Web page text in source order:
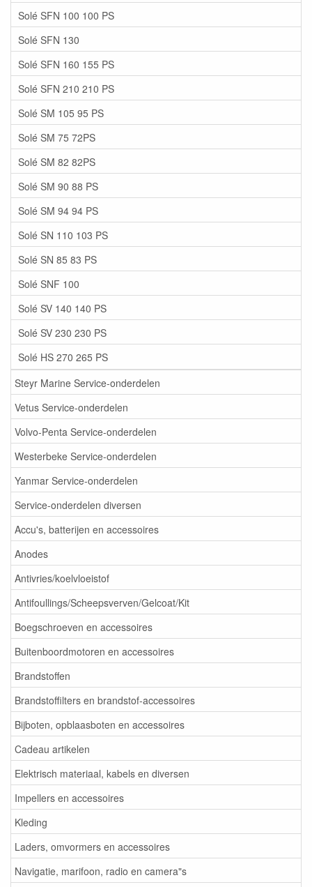
Solé SFN 100 100 PS
Solé SFN 130
Solé SFN 160 155 PS
Solé SFN 210 210 PS
Solé SM 105 95 PS
Solé SM 75 72PS
Solé SM 82 82PS
Solé SM 90 88 PS
Solé SM 94 94 PS
Solé SN 110 103 PS
Solé SN 85 83 PS
Solé SNF 100
Solé SV 140 140 PS
Solé SV 230 230 PS
Solé HS 270 265 PS
Steyr Marine Service-onderdelen
Vetus Service-onderdelen
Volvo-Penta Service-onderdelen
Westerbeke Service-onderdelen
Yanmar Service-onderdelen
Service-onderdelen diversen
Accu's, batterijen en accessoires
Anodes
Antivries/koelvloeistof
Antifoullings/Scheepsverven/Gelcoat/Kit
Boegschroeven en accessoires
Buitenboordmotoren en accessoires
Brandstoffen
Brandstoffilters en brandstof-accessoires
Bijboten, opblaasboten en accessoires
Cadeau artikelen
Elektrisch materiaal, kabels en diversen
Impellers en accessoires
Kleding
Laders, omvormers en accessoires
Navigatie, marifoon, radio en camera"s